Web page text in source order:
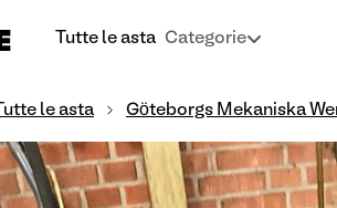
Tutte le asta Categorie
Tutte le asta Göteborgs Mekaniska